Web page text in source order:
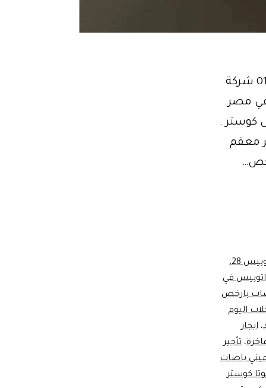
ايجار ميني باص استئجر الان ميني باص 21راكب للغردقة01102106655 شركة
راكب للرحلات في مصر
كوستر .
معقم
ايجار اتوبيس 33 ايجار اتوبيس 28،
اتوبيس في
بارخص
اليوم
، ايجار
، تأجير
ميني باصات
كوستر